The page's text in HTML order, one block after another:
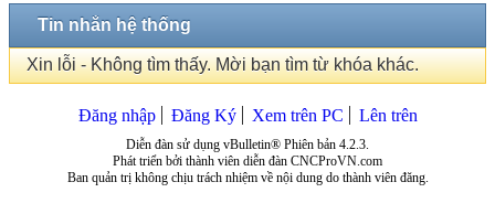
Tin nhắn hệ thống
Xin lỗi - Không tìm thấy. Mời bạn tìm từ khóa khác.
Đăng nhập Đăng Ký Xem trên PC Lên trên
Diễn đàn sử dụng vBulletin® Phiên bản 4.2.3.
Phát triển bởi thành viên diễn đàn CNCProVN.com
Ban quản trị không chịu trách nhiệm về nội dung do thành viên đăng.